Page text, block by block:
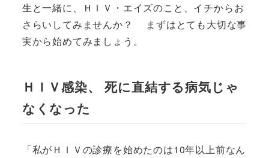
生と一緒に、ＨＩＶ・エイズのこと、イチからお
さらいしてみませんか？ まずはとても大切な事
実から始めてみましょう。
ＨＩＶ感染、 死に直結する病気じゃ
なくなった
「私がＨＩＶの診療を始めたのは10年以上前なん